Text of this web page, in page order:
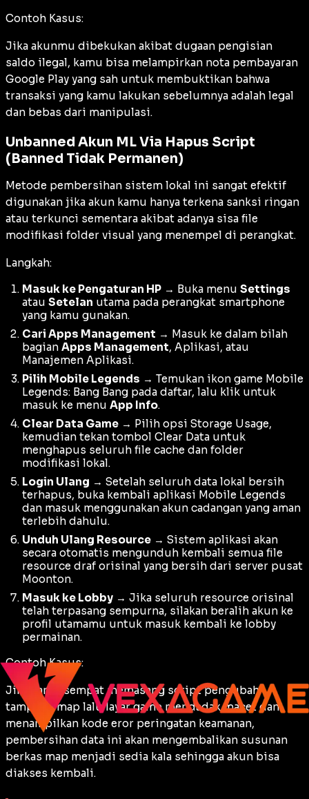
Contoh Kasus:
Jika akunmu dibekukan akibat dugaan pengisian
saldo ilegal, kamu bisa melampirkan nota pembayaran
Google Play yang sah untuk membuktikan bahwa
transaksi yang kamu lakukan sebelumnya adalah legal
dan bebas dari manipulasi.
Unbanned Akun ML Via Hapus Script
(Banned Tidak Permanen)
Metode pembersihan sistem lokal ini sangat efektif
digunakan jika akun kamu hanya terkena sanksi ringan
atau terkunci sementara akibat adanya sisa file
modifikasi folder visual yang menempel di perangkat.
Langkah:
Masuk ke Pengaturan HP → Buka menu Settings
atau Setelan utama pada perangkat smartphone
yang kamu gunakan.
Cari Apps Management → Masuk ke dalam bilah
bagian Apps Management, Aplikasi, atau
Manajemen Aplikasi.
Pilih Mobile Legends → Temukan ikon game Mobile
Legends: Bang Bang pada daftar, lalu klik untuk
masuk ke menu App Info.
Clear Data Game → Pilih opsi Storage Usage,
kemudian tekan tombol Clear Data untuk
menghapus seluruh file cache dan folder
modifikasi lokal.
Login Ulang → Setelah seluruh data lokal bersih
terhapus, buka kembali aplikasi Mobile Legends
dan masuk menggunakan akun cadangan yang aman
terlebih dahulu.
Unduh Ulang Resource → Sistem aplikasi akan
secara otomatis mengunduh kembali semua file
resource draf orisinal yang bersih dari server pusat
Moonton.
Masuk ke Lobby → Jika seluruh resource orisinal
telah terpasang sempurna, silakan beralih akun ke
profil utamamu untuk masuk kembali ke lobby
permainan.
Contoh Kasus:
Jika kamu sempat memasang script pengubah
tampilan map lalu layar game mendadak macet dan
menampilkan kode eror peringatan keamanan,
pembersihan data ini akan mengembalikan susunan
berkas map menjadi sedia kala sehingga akun bisa
diakses kembali.